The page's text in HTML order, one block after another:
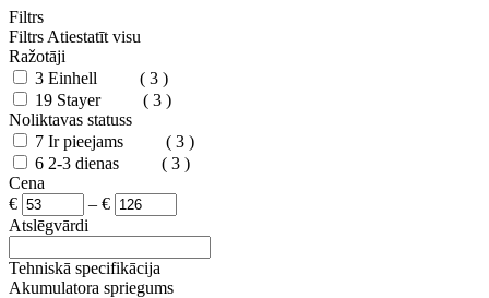
Filtrs
Filtrs Atiestatīt visu
Ražotāji
3 Einhell
( 3 )
19 Stayer
( 3 )
Noliktavas statuss
7 Ir pieejams
( 3 )
6 2-3 dienas
( 3 )
Cena
€
– €
Atslēgvārdi
Tehniskā specifikācija
Akumulatora spriegums